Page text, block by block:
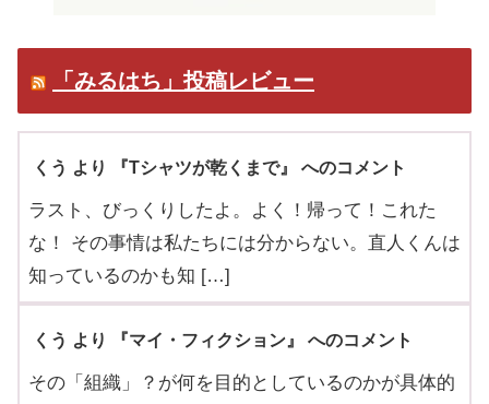
「みるはち」投稿レビュー
くう より 『Tシャツが乾くまで』 へのコメント
ラスト、びっくりしたよ。よく！帰って！これた
な！ その事情は私たちには分からない。直人くんは
知っているのかも知 […]
くう より 『マイ・フィクション』 へのコメント
その「組織」？が何を目的としているのかが具体的